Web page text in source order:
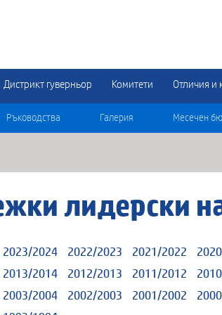
Дистрикт гуверньор Комитети Отличия и
Ръководства Галерия Месечен
лидерски
2023/2024 2022/2023 2021/2022
2013/2014 2012/2013 2011/2012
2003/2004 2002/2003 2001/2002